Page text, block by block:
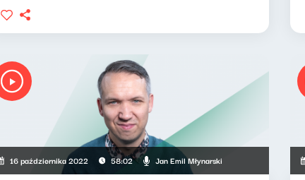
16 października 2022 58:02 Jan Emil Młynarski